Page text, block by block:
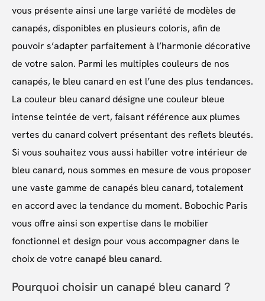
vous présente ainsi une large variété de modèles de
canapés, disponibles en plusieurs coloris, afin de
pouvoir s’adapter parfaitement à l’harmonie décorative
de votre salon. Parmi les multiples couleurs de nos
canapés, le bleu canard en est l’une des plus tendances.
La couleur bleu canard désigne une couleur bleue
intense teintée de vert, faisant référence aux plumes
vertes du canard colvert présentant des reflets bleutés.
Si vous souhaitez vous aussi habiller votre intérieur de
bleu canard, nous sommes en mesure de vous proposer
une vaste gamme de canapés bleu canard, totalement
en accord avec la tendance du moment. Bobochic Paris
vous offre ainsi son expertise dans le mobilier
fonctionnel et design pour vous accompagner dans le
choix de votre canapé bleu canard.
Pourquoi choisir un canapé bleu canard ?